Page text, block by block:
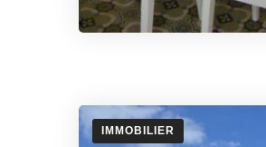
IMMOBILIER